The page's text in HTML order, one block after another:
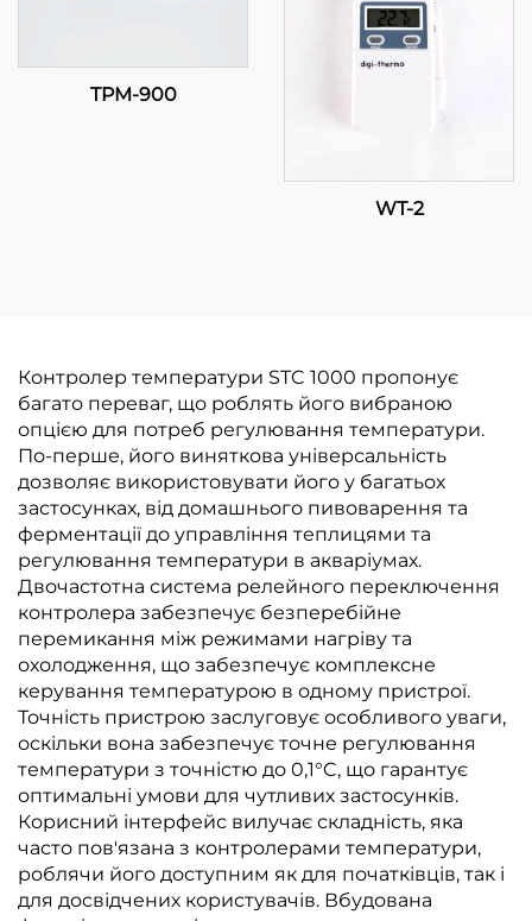
TPM-900
WT-2
Контролер температури STC 1000 пропонує
багато переваг, що роблять його вибраною
опцією для потреб регулювання температури.
По-перше, його виняткова універсальність
дозволяє використовувати його у багатьох
застосунках, від домашнього пивоварення та
ферментації до управління теплицями та
регулювання температури в акваріумах.
Двочастотна система релейного переключення
контролера забезпечує безперебійне
перемикання між режимами нагріву та
охолодження, що забезпечує комплексне
керування температурою в одному пристрої.
Точність пристрою заслуговує особливого уваги,
оскільки вона забезпечує точне регулювання
температури з точністю до 0,1°C, що гарантує
оптимальні умови для чутливих застосунків.
Корисний інтерфейс вилучає складність, яка
часто пов'язана з контролерами температури,
роблячи його доступним як для початківців, так і
для досвідчених користувачів. Вбудована